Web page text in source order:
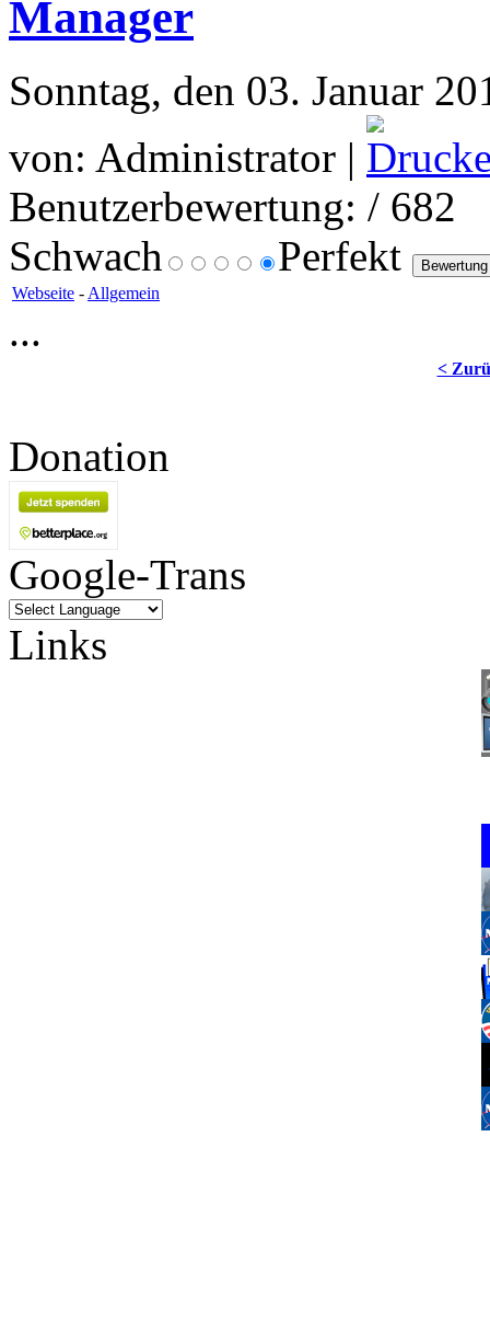
Manager
Sonntag, den 03. Januar
von: Administrator |
Benutzerbewertung: / 682
Schwach
Perfekt
Webseite - Allgemein
...
<
Donation
Google-Trans
Links